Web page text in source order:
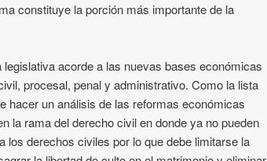
constituye la porción más importante de la
acorde a las nuevas bases económicas
procesal, penal y administrativo. Como la lista
hacer un análisis de las reformas económicas
la rama del derecho civil en donde ya no pueden
los derechos civiles por lo que debe limitarse la